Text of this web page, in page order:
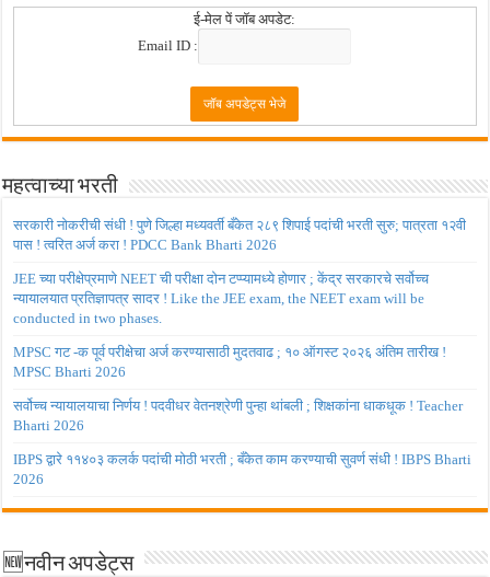
ई-मेल पें जॉब अपडेट:
Email ID :
महत्वाच्या भरती
सरकारी नोकरीची संधी ! पुणे जिल्हा मध्यवर्ती बँकेत २८९ शिपाई पदांची भरती सुरु; पात्रता १२वी
पास ! त्वरित अर्ज करा ! PDCC Bank Bharti 2026
JEE च्या परीक्षेप्रमाणे NEET ची परीक्षा दोन टप्प्यामध्ये होणार ; केंद्र सरकारचे सर्वोच्च
न्यायालयात प्रतिज्ञापत्र सादर ! Like the JEE exam, the NEET exam will be
conducted in two phases.
MPSC गट -क पूर्व परीक्षेचा अर्ज करण्यासाठी मुदतवाढ ; १० ऑगस्ट २०२६ अंतिम तारीख !
MPSC Bharti 2026
सर्वोच्च न्यायालयाचा निर्णय ! पदवीधर वेतनश्रेणी पुन्हा थांबली ; शिक्षकांना धाकधूक ! Teacher
Bharti 2026
IBPS द्वारे ११४०३ कलर्क पदांची मोठी भरती ; बँकेत काम करण्याची सुवर्ण संधी ! IBPS Bharti
2026
🆕नवीन अपडेट्स